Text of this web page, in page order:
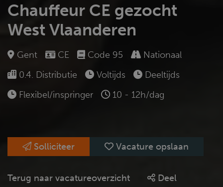
Chauffeur CE gezocht
West Vlaanderen
Gent CE Code 95
Nationaal
0.4. Distributie
Voltijds
Deeltijds
Flexibel/inspringer
10 - 12h/dag
Solliciteer Vacature opslaan
Terug naar vacatureoverzicht Deel